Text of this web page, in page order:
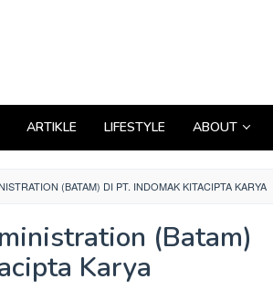
ARTIKLE LIFESTYLE ABOUT
(BATAM) DI PT. INDOMAK KITACIPTA KARYA
(Batam)
Karya